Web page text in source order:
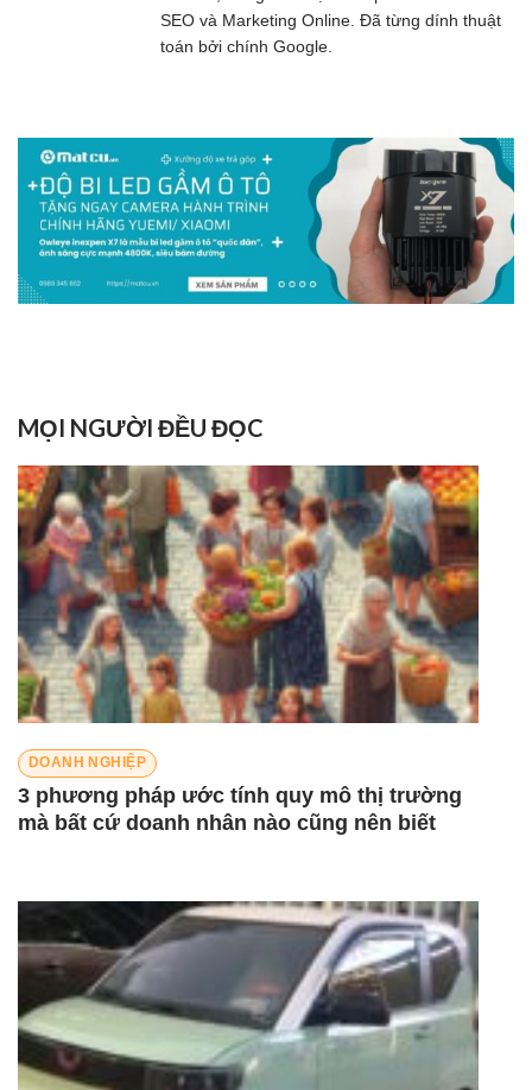
SEO và Marketing Online. Đã từng dính thuật
toán bởi chính Google.
MỌI NGƯỜI ĐỀU ĐỌC
DOANH NGHIỆP
3 phương pháp ước tính quy mô thị trường
mà bất cứ doanh nhân nào cũng nên biết